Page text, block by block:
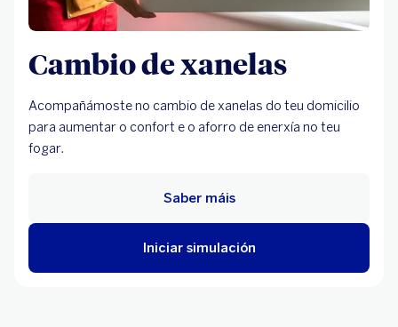
Cambio de xanelas
Acompañámoste no cambio de xanelas do teu domicilio
para aumentar o confort e o aforro de enerxía no teu
fogar.
Iniciar simulación
Saber máis